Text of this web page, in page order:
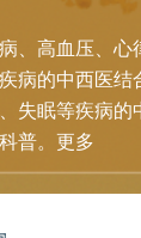
、高血压、心
病的中西医结
失眠等疾病的
普。 更多